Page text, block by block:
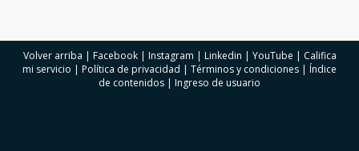
Volver arriba | Facebook| Instagram | Linkedin | YouTube | Califica
mi servicio | Política de privacidad | Términos y condiciones | Índice
de contenidos | Ingreso de usuario